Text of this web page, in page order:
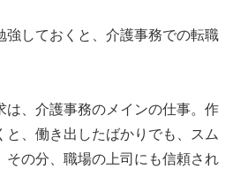
強しておくと、介護事務での転職
は、介護事務のメインの仕事。作
と、働き出したばかりでも、スム
その分、職場の上司にも信頼され